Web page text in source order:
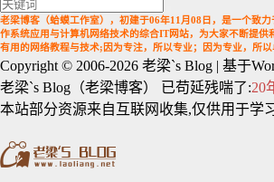
老梁博客（蛤蟆工作室），初建于06年11月08日，是一个致力
作系统应用与计算机网络技术的综合IT网站，为大家不断提供
有用的网络教程与技术;因为专注，所以专业；因为专业，所以
Copyright © 2006-2026 老梁`s Blog | 基于
老梁`s Blog（老梁博客） 已苟延残喘了:20
本站部分资源来自互联网收集,仅供用于学